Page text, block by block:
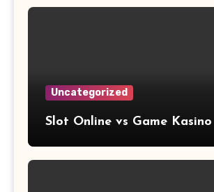
Uncategorized
Slot Online vs Game